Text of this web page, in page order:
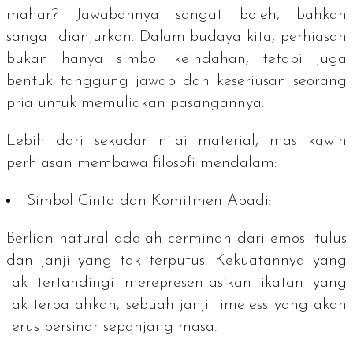
mahar? Jawabannya sangat boleh, bahkan
sangat dianjurkan. Dalam budaya kita, perhiasan
bukan hanya simbol keindahan, tetapi juga
bentuk tanggung jawab dan keseriusan seorang
pria untuk memuliakan pasangannya.
Lebih dari sekadar nilai material, mas kawin
perhiasan membawa filosofi mendalam:
Simbol Cinta dan Komitmen Abadi:
Berlian natural adalah cerminan dari emosi tulus
dan janji yang tak terputus. Kekuatannya yang
tak tertandingi merepresentasikan ikatan yang
tak terpatahkan, sebuah janji timeless yang akan
terus bersinar sepanjang masa.